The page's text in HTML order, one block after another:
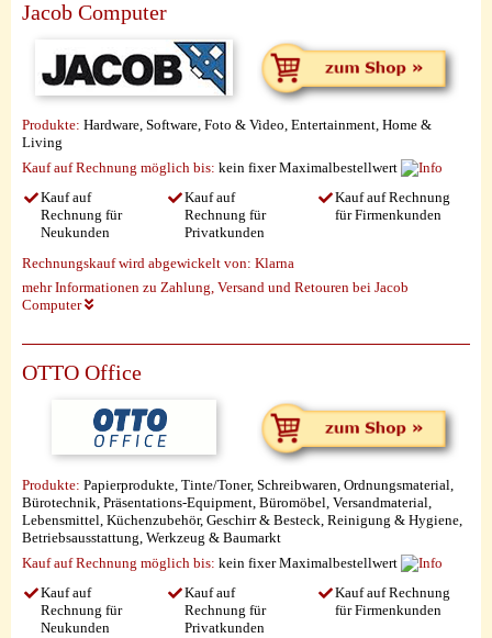
Jacob Computer
Produkte: Hardware, Software, Foto & Video, Entertainment, Home &
Living
Kauf auf Rechnung möglich bis: kein fixer Maximalbestellwert
Kauf auf
Rechnung für
Neukunden
Kauf auf
Rechnung für
Privatkunden
Kauf auf Rechnung
für Firmenkunden
Rechnungskauf wird abgewickelt von: Klarna
mehr Informationen zu Zahlung, Versand und Retouren bei Jacob
Computer
OTTO Office
Produkte: Papierprodukte, Tinte/Toner, Schreibwaren, Ordnungsmaterial,
Bürotechnik, Präsentations-Equipment, Büromöbel, Versandmaterial,
Lebensmittel, Küchenzubehör, Geschirr & Besteck, Reinigung & Hygiene,
Betriebsausstattung, Werkzeug & Baumarkt
Kauf auf Rechnung möglich bis: kein fixer Maximalbestellwert
Kauf auf
Rechnung für
Neukunden
Kauf auf
Rechnung für
Privatkunden
Kauf auf Rechnung
für Firmenkunden